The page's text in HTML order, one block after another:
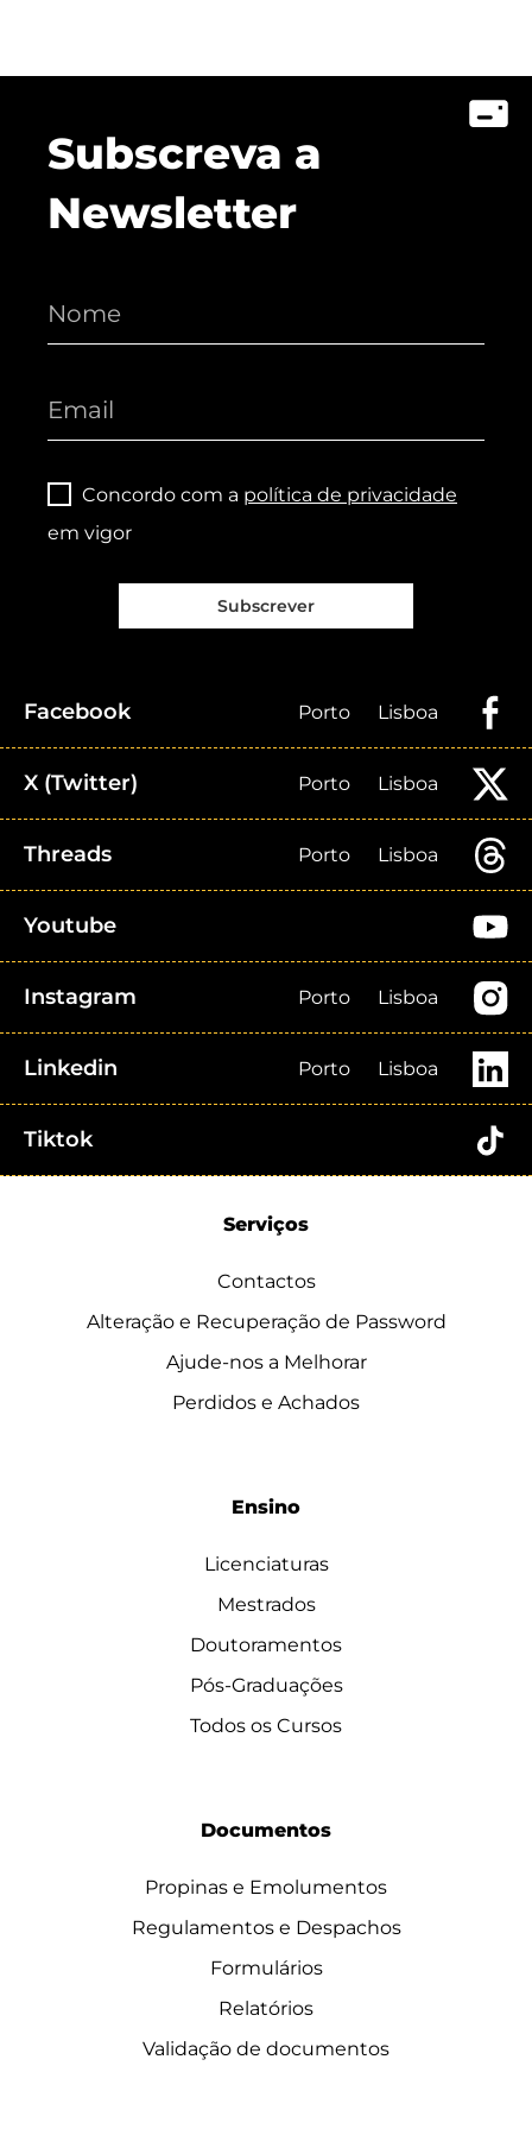
Subscreva a
Newsletter
Concordo com a política de privacidade
em vigor
Subscrever
Facebook Porto Lisboa
X (Twitter) Porto Lisboa
Threads Porto Lisboa
Youtube
Instagram Porto Lisboa
Linkedin Porto Lisboa
Tiktok
Serviços
Contactos
Alteração e Recuperação de Password
Ajude-nos a Melhorar
Perdidos e Achados
Ensino
Licenciaturas
Mestrados
Doutoramentos
Pós-Graduações
Todos os Cursos
Documentos
Propinas e Emolumentos
Regulamentos e Despachos
Formulários
Relatórios
Validação de documentos